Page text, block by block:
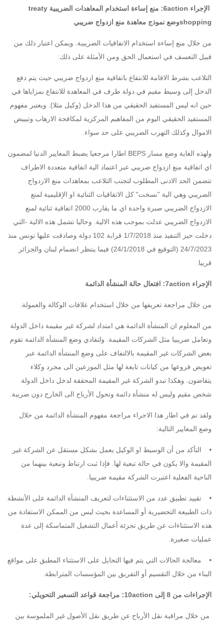
الإجراء 6action: منع إساءة استخدام المعاهدات الضريبية treaty
shoppingوضع نموذج معاهدة منع ازدواج ضريبي
من خلال منع إساءة استخدام الاتفاقيات الضريبية. ويمكن اعتبار ذلك من
قبيل التعسف في استعمال الحق ومن الأمثلة على ذلك:
التلاعب بشرط الاقامة للانتفاع باتفاقية منع ازدواج ضريبي حيث يتم دفع
الدخل إلى وسيط مقيم في دولة طرف في المعاهدة للانتفاع بمزاياها في
حين انه ليس المستفيد الحقيقي من هذا الدخل (وكيل مثلا). ويعتبر مفهوم
المستفيد الحقيقي اليوم من المفاهيم المركزية لمكافحة الارهاب وتبييض
الاموال وكذلك التهرب الضريبي على حد سواء.
ولهذه الغاية وضع مسار BEPS اطارا مرجعيا يضبط المعايير الدنيا لمضمون
اي اتفاقية منع ازدواج ضريبي عبر اعتماد الية اتفاقية متعددة الاطراف
تتضمن الحد الادنى المطلوب لتجنب التلاعب بمعاهدات منع الازدواج
الضريبي وهي الية "نسخت" كل الاتفاقيات الثنائية او الإقليمية لمنع
الازدواج الضريبي صبرة واحدة اي ما يقارب 2000 اتفاقية ثنائية لمنع
الازدواج الضريبي عدلت بموجب هذه الالية. وحاليا تشمل هذه الالية -التي
دخلت حيز التنفيذ منذ 1/7/2018 قرابة 102 دولة وصادقت عليها تونس منذ
24/7/2023 (التوقيع في 24/1/2018) فيما ينتظر انضمام لبنان والجزائر
قريبا.
الإجراء 7action: افتعال حالة المنشأة الدائمة
من خلال مراجعة تعريفها من خلال استخدام علاقات الوكالة والعمولة.
من المعلوم ان المنشأة الدائمة هي امتداد لشركة غير مقيمة داخل الدولة
وتعامل ضريبيا مثل الشركات المقيمة. ولتفادي وضع المنشأة الدائمة تقوم
بعض الشركات غير المقيمة بالالتفاف على وضع المنشأة الدائمة عبر
تعويض فروعها من كيانات تابعة لها مثل الموزعين الى مجرد وكلاء
يتقاضون. وهكذا تبدو الشركة غير المقيمة المحققة لدخل داخل الدولة
شخص مقيم وليس له منشأة دائمة وتحول الأرباح الى الخارج دون ضريبة.
ولقد تم في اطار هذا الاجراء مراجعة مفهوم المنشأة الدائمة من خلال
وضع المعايير التالية:
• التأكد من أن الوسيط او الوكيل يعمل بشكل مستقل عن الشركة غير
المقيمة والا يكون في حالة تبعية لها. فإذا ثبت ارتباط وتبعية بينهما من
الناحية الفعلية اعتبرت الشركة مقيمة ضريبيا.
• تقييد تطبيق عدد من الاستثناءات لتعريف المنشأة الدائمة على الأنشطة
ذات الطبيعة التحضيرية أو المساعدة بحيث ليس من الممكن الاستفادة من
هذه الاستثناءات عن طريق تجزئة أعمال التشغيل المتماسكة إلى عدة
عمليات صغيرة.
• معالجة الحالات التي يتم فيها التحايل على الاستثناء المطبق على مواقع
البناء من خلال التقسيم أو التفريق بين المؤسسات المترابطة.
الإجراءات من 8 إلى 10action: مراجعة قواعد التسعير التحويلي:
من خلال مراقبة نقل الأرباح عن طريق نقل الأصول غير الملموسة بين